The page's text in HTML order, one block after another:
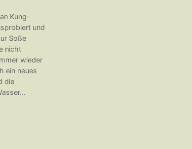
Kung-
und
Soße
nicht
wieder
ein neues
die